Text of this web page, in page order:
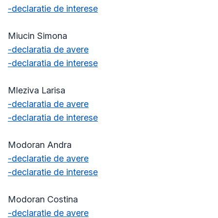
-declaratie de interese
Miucin Simona
-declaratia de avere
-declaratia de interese
Mleziva Larisa
-declaratia de avere
-declaratia de interese
Modoran Andra
-declaratie de avere
-declaratie de interese
Modoran Costina
-declaratie de avere